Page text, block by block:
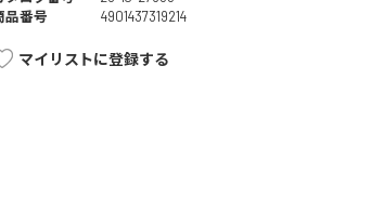
品番号
4901437319214
マイリストに登録する